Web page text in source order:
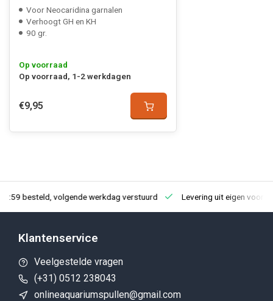
Voor Neocaridina garnalen
Verhoogt GH en KH
90 gr.
Op voorraad
Op voorraad, 1-2 werkdagen
€9,95
besteld, volgende werkdag verstuurd Levering uit eigen
Klantenservice
Veelgestelde vragen
(+31) 0512 238043
onlineaquariumspullen@gmail.com